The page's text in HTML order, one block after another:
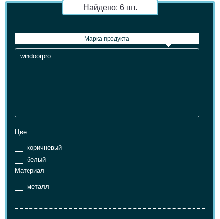
Найдено: 6шт.
Марка продукта
Марка продукта
Цвет
коричневый
белый
Материал
металл